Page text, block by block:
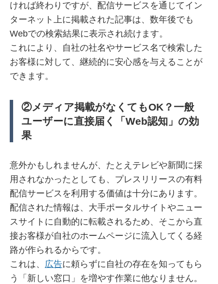
ければ終わりですが、配信サービスを通じてイン
ターネット上に掲載された記事は、数年後でも
Webでの検索結果に表示され続けます。
これにより、自社の社名やサービス名で検索した
お客様に対して、継続的に安心感を与えることが
できます。
②メディア掲載がなくてもOK？一般
ユーザーに直接届く「Web認知」の効
果
意外かもしれませんが、たとえテレビや新聞に採
用されなかったとしても、プレスリリースの有料
配信サービスを利用する価値は十分にあります。
配信された情報は、大手ポータルサイトやニュー
スサイトに自動的に転載されるため、そこから直
接お客様が自社のホームページに流入してくる経
路が作られるからです。
これは、 広告に頼らずに自社の存在を知ってもら
う「新しい窓口」を増やす作業に他なりません。